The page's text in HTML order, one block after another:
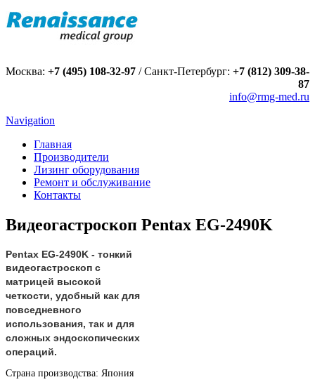
Москва: +7 (495) 108-32-97 / Санкт-Петербург: +7 (812) 309-38-
87
info@rmg-med.ru
Navigation
Главная
Производители
Лизинг оборудования
Ремонт и обслуживание
Контакты
Видеогастроскоп Pentax EG-2490K
Pentax EG-2490K - тонкий
видеогастроскоп с
матрицей высокой
четкости, удобный как для
повседневного
использования, так и для
сложных эндоскопических
операций.
Страна производства: Япония